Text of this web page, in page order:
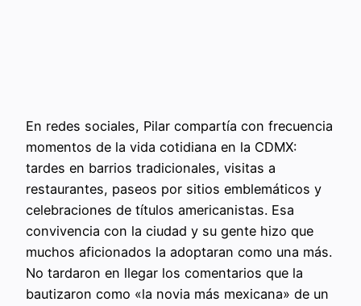
En redes sociales, Pilar compartía con frecuencia
momentos de la vida cotidiana en la CDMX:
tardes en barrios tradicionales, visitas a
restaurantes, paseos por sitios emblemáticos y
celebraciones de títulos americanistas. Esa
convivencia con la ciudad y su gente hizo que
muchos aficionados la adoptaran como una más.
No tardaron en llegar los comentarios que la
bautizaron como «la novia más mexicana» de un